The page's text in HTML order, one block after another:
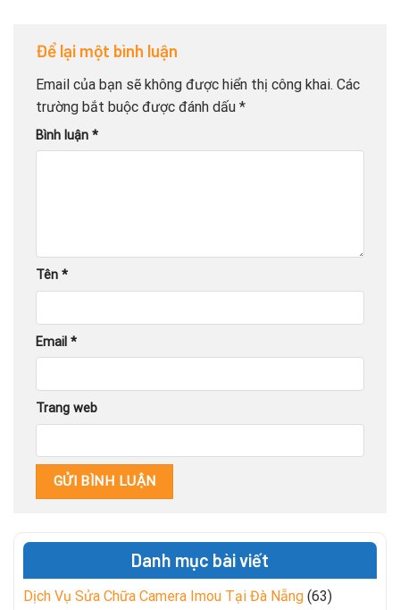
Để lại một bình luận
Email của bạn sẽ không được hiển thị công khai. Các
trường bắt buộc được đánh dấu *
Bình luận *
Tên *
Email *
Trang web
Danh mục bài viết
Dịch Vụ Sửa Chữa Camera Imou Tại Đà Nẵng (63)